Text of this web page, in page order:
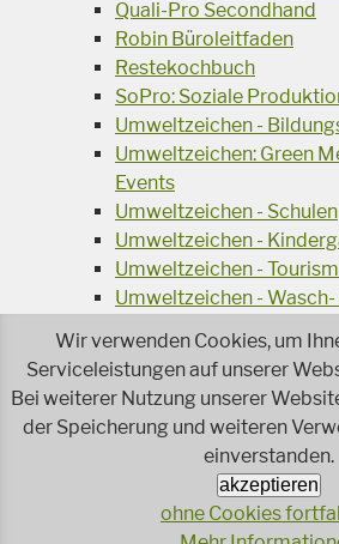
Quali-Pro Secondhand
Robin Büroleitfaden
Restekochbuch
SoPro: Soziale
Umweltzeichen -
Umweltzeichen: Green
Events
Umweltzeichen - Schulen
Umweltzeichen -
Umweltzeichen -
Umweltzeichen -
Veranstaltungsreihe
Wiederverwendung von
Wasser - das
Wohnprojekt Parcours
Jetzt faire und ökologische Mode
Reparieren leicht gemacht!
Wir verwenden Cookies, um
Serviceleistungen auf unserer
Bei weiterer Nutzung unserer
der Speicherung und weiteren
einverstanden.
akzeptieren
ohne Cookies